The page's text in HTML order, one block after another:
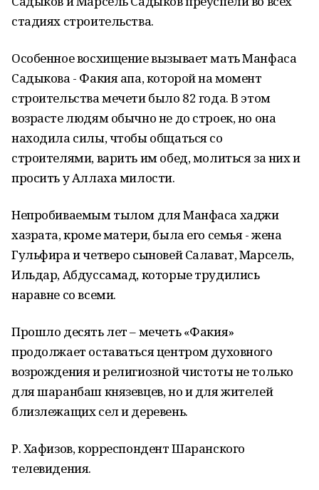
стадиях строительства.
Особенное восхищение вызывает мать Манфаса
Садыкова - Факия апа, которой на момент
строительства мечети было 82 года. В этом
возрасте людям обычно не до строек, но она
находила силы, чтобы общаться со
строителями, варить им обед, молиться за них и
просить у Аллаха милости.
Непробиваемым тылом для Манфаса хаджи
хазрата, кроме матери, была его семья - жена
Гульфира и четверо сыновей Салават, Марсель,
Ильдар, Абдуссамад, которые трудились
наравне со всеми.
Прошло десять лет – мечеть «Факия»
продолжает оставаться центром духовного
возрождения и религиозной чистоты не только
для шаранбаш князевцев, но и для жителей
близлежащих сел и деревень.
Р. Хафизов, корреспондент Шаранского
телевидения.